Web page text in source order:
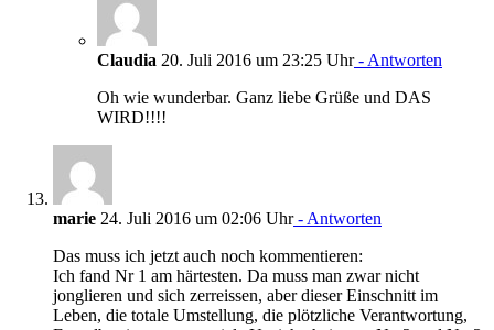
Claudia 20. Juli 2016 um 23:25 Uhr- Antworten
Oh wie wunderbar. Ganz liebe Grüße und DAS
WIRD!!!!
marie 24. Juli 2016 um 02:06 Uhr- Antworten
Das muss ich jetzt auch noch kommentieren:
Ich fand Nr 1 am härtesten. Da muss man zwar nicht
jonglieren und sich zerreissen, aber dieser Einschnitt im
Leben, die totale Umstellung, die plötzliche Verantwortung,